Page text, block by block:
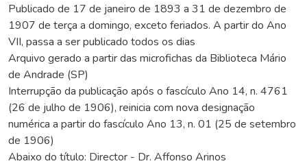
Publicado de 17 de janeiro de 1893 a 31 de dezembro de
1907 de terça a domingo, exceto feriados. A partir do Ano
VII, passa a ser publicado todos os dias
Arquivo gerado a partir das microfichas da Biblioteca Mário
de Andrade (SP)
Interrupção da publicação após o fascículo Ano 14, n. 4761
(26 de julho de 1906), reinicia com nova designação
numérica a partir do fascículo Ano 13, n. 01 (25 de setembro
de 1906)
Abaixo do título: Director - Dr. Affonso Arinos